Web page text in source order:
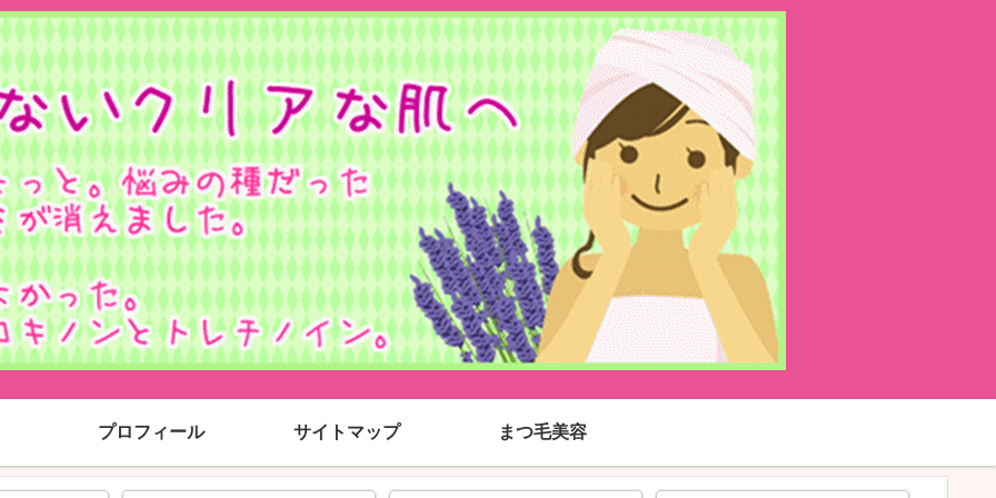
プロフィール サイトマップ まつ毛美容